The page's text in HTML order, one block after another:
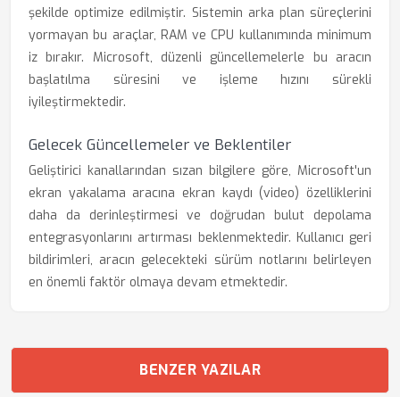
şekilde optimize edilmiştir. Sistemin arka plan süreçlerini
yormayan bu araçlar, RAM ve CPU kullanımında minimum
iz bırakır. Microsoft, düzenli güncellemelerle bu aracın
başlatılma süresini ve işleme hızını sürekli
iyileştirmektedir.
Gelecek Güncellemeler ve Beklentiler
Geliştirici kanallarından sızan bilgilere göre, Microsoft'un
ekran yakalama aracına ekran kaydı (video) özelliklerini
daha da derinleştirmesi ve doğrudan bulut depolama
entegrasyonlarını artırması beklenmektedir. Kullanıcı geri
bildirimleri, aracın gelecekteki sürüm notlarını belirleyen
en önemli faktör olmaya devam etmektedir.
BENZER YAZILAR